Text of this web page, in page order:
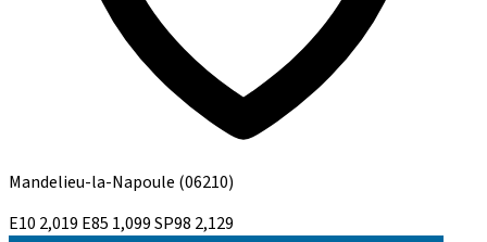
Mandelieu-la-Napoule (06210)
E10 2,019 E85 1,099SP98 2,129